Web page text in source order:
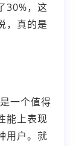
30%，这
，真的是
一个值得
能上表现
用户。就